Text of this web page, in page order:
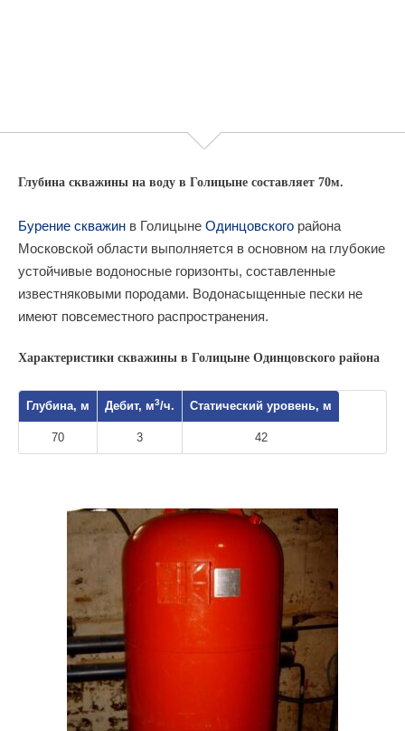
Глубина скважины на воду в Голицыне составляет 70м.
Бурение скважин в Голицыне Одинцовского района
Московской области выполняется в основном на глубокие
устойчивые водоносные горизонты, составленные
известняковыми породами. Водонасыщенные пески не
имеют повсеместного распространения.
Характеристики скважины в Голицыне Одинцовского района
Глубина, м Дебит, м3/ч. Статический уровень, м
70 3 42